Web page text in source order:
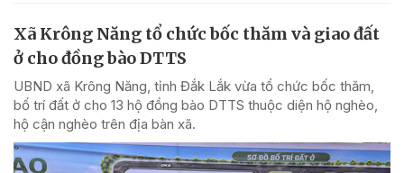
Xã Krông Năng tổ chức bốc thăm và giao đất
ở cho đồng bào DTTS
UBND xã Krông Năng, tỉnh Đắk Lắk vừa tổ chức bốc thăm,
bố trí đất ở cho 13 hộ đồng bào DTTS thuộc diện hộ nghèo,
hộ cận nghèo trên địa bàn xã.